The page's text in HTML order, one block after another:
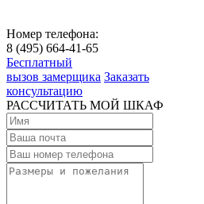
Номер телефона:
8 (495) 664-41-65
Бесплатный
вызов замерщика Заказать
консультацию
РАССЧИТАТЬ МОЙ ШКАФ